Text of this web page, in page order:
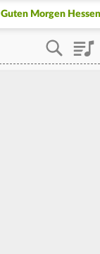
Guten Morgen Hessen